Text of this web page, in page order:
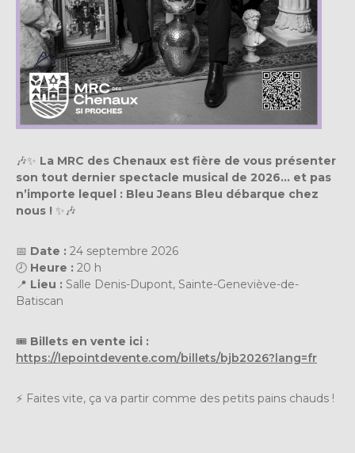
🎶✨ La MRC des Chenaux est fière de vous présenter
son tout dernier spectacle musical de 2026… et pas
n’importe lequel : Bleu Jeans Bleu débarque chez
nous ! ✨🎶
📅 Date : 24 septembre 2026
🕗 Heure : 20 h
📍 Lieu : Salle Denis-Dupont, Sainte-Geneviève-de-
Batiscan
🎟️ Billets en vente ici :
https://lepointdevente.com/billets/bjb2026?lang=fr
⚡ Faites vite, ça va partir comme des petits pains chauds !